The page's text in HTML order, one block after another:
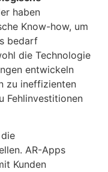
haben
Know-how, um
bedarf
die Technologie
entwickeln
zu ineffizienten
Fehlinvestitionen
AR-Apps
Kunden